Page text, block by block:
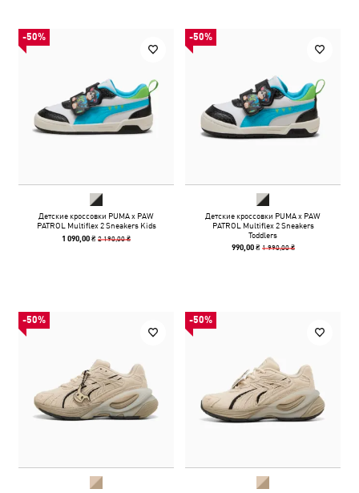
-50%
Детские кроссовки PUMA x PAW
PATROL Multiflex 2 Sneakers Kids
1 090,00 ₴2 190,00 ₴
-50%
Детские кроссовки PUMA x PAW
PATROL Multiflex 2 Sneakers
Toddlers
990,00 ₴ 1 990,00 ₴
-50% -50%